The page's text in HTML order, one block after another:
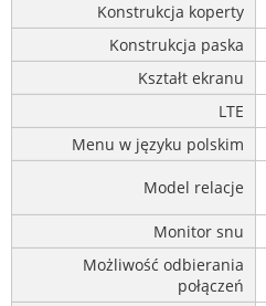
Konstrukcja koperty
Konstrukcja paska
Kształt ekranu
LTE
Menu w języku polskim
Model relacje
Monitor snu
Możliwość odbierania
połączeń